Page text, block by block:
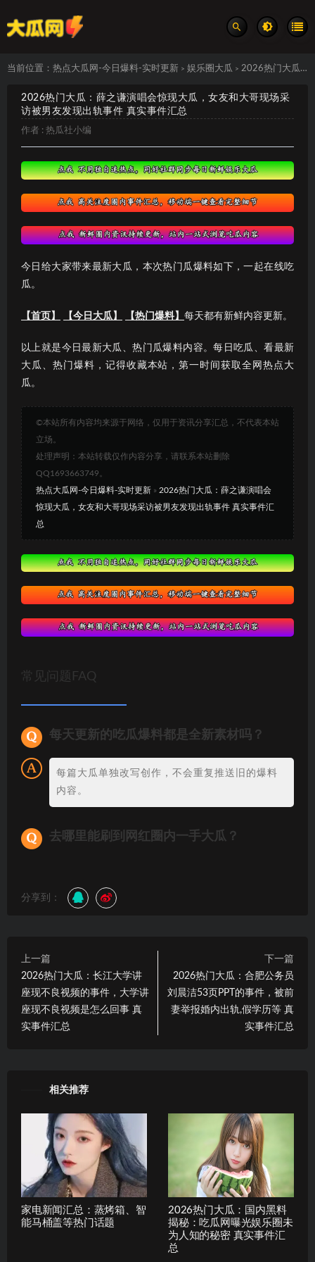
当前位置： 热点大瓜网-今日爆料-实时更新 > 娱乐圈大瓜 > 2026热门大瓜：薛之谦演唱会惊现大瓜，女友和大哥现场采访被男友发现出轨事件 真实事件汇总
2026热门大瓜：薛之谦演唱会惊现大瓜，女友和大哥现场采
访被男友发现出轨事件 真实事件汇总
作者 : 热瓜社小编
今日给大家带来最新大瓜，本次热门瓜爆料如下，一起在线吃
瓜。
【首页】 【今日大瓜】 【热门爆料】 每天都有新鲜内容更新。
以上就是今日最新大瓜、热门瓜爆料内容。每日吃瓜、看最新
大瓜、热门爆料，记得收藏本站，第一时间获取全网热点大
瓜。
©本站所有内容均来源于网络，仅用于资讯分享汇总，不代表本站
立场。
处理声明：本站转载仅作内容分享，请联系本站删除
QQ1693663749。
热点大瓜网-今日爆料-实时更新 » 2026热门大瓜：薛之谦演唱会
惊现大瓜，女友和大哥现场采访被男友发现出轨事件 真实事件汇
总
常见问题FAQ
每天更新的吃瓜爆料都是全新素材吗？
每篇大瓜单独改写创作，不会重复推送旧的爆料
内容。
去哪里能刷到网红圈内一手大瓜？
分享到：
上一篇
2026热门大瓜：长江大学讲
座现不良视频的事件，大学讲
座现不良视频是怎么回事 真
实事件汇总
下一篇
2026热门大瓜：合肥公务员
刘晨洁53页PPT的事件，被前
妻举报婚内出轨,假学历等 真
实事件汇总
相关推荐
家电新闻汇总：蒸烤箱、智
能马桶盖等热门话题
2026热门大瓜：国内黑料
揭秘：吃瓜网曝光娱乐圈未
为人知的秘密 真实事件汇
总